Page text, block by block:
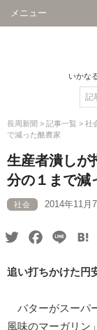
メニュー
いかな
長周新聞 > 記事一覧 > 社
で減った酪農家
生産者潰し
分の１まで減
社会 2014年11月7
TwitterFacebook
Line
追い打ちかけた円
バターがスーパ
風味のマーガリン